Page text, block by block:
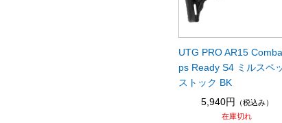
UTG PRO AR15
ps Ready S4 ミルスペ
ストック BK
5,940円
（税込み）
在庫切れ